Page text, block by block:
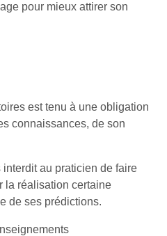
pour mieux attirer son
est tenu à une obligation
connaissances, de son
au praticien de faire
la réalisation certaine
de ses prédictions.